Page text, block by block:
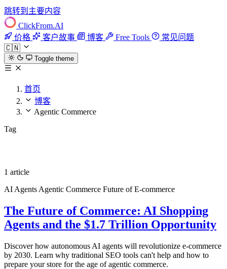
跳转到主要内容
ClickFrom.AI
价格
客户故事 博客 Free Tools
常见问题
🇨🇳
Toggle theme
首页
博客
Agentic Commerce
Tag
1 article
AI Agents Agentic Commerce Future of E-commerce
The Future of Commerce: AI Shopping
Agents and the $1.7 Trillion Opportunity
Discover how autonomous AI agents will revolutionize e-commerce
by 2030. Learn why traditional SEO tools can't help and how to
prepare your store for the age of agentic commerce.